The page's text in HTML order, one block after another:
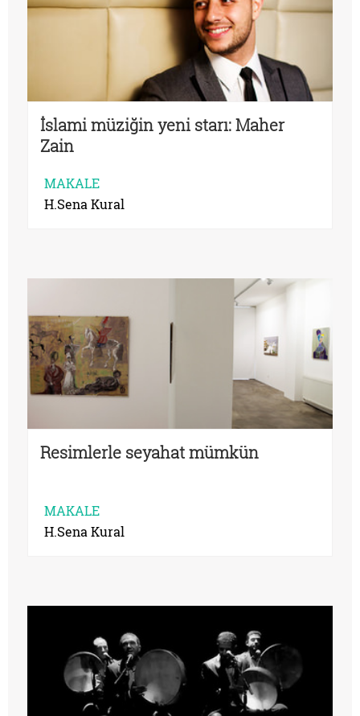
İslami müziğin yeni starı: Maher
Zain
MAKALE
H.Sena Kural
Resimlerle seyahat mümkün
MAKALE
H.Sena Kural